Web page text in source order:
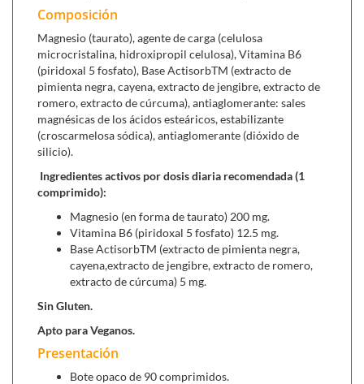
Efectos sinérgicos:
taurina puede mejorar la absorción de magnesio y que la
combinación de magnesio y taurina podría tener beneficios
sinérgicos para la salud, como, por ejemplo, la regulación de
los niveles de azúcar en sangre.
Tanto el magnesio como la taurina, dan apoyo nutricional a
unos saludables niveles de presión arterial. El taurato de
magnesio puede ser la mejor forma para apoyar la gestión de
la hipertensión arterial y altos niveles de azúcar en sangre.
Absorción:
Las diferentes formas de suplementos de
afirma que el taurato de magnesio tiene una buena absorción
debido a la presencia de taurina.
Aconsejado en:Salud cardiovascular: algunos estudios y
descripciones de productos sugieren posibles beneficios para
la salud cardiovascular debido a la combinación de magnesio
Se puede combinar con:
Composición
Magnesio (taurato), agente de carga (celulosa
microcristalina, hidroxipropil celulosa), Vitamina B6
(piridoxal 5 fosfato), Base ActisorbTM (extracto de
pimienta negra, cayena, extracto de jengibre, extracto de
romero, extracto de cúrcuma), antiaglomerante: sales
magnésicas de los ácidos esteáricos, estabilizante
(croscarmelosa sódica), antiaglomerante (dióxido de
silicio).
Ingredientes activos por dosis diaria recomendada (1
comprimido):
Magnesio (en forma de taurato) 200 mg.
Vitamina B6 (piridoxal 5 fosfato) 12.5 mg.
Base ActisorbTM (extracto de pimienta negra,
cayena,extracto de jengibre, extracto de romero,
extracto de cúrcuma) 5 mg.
Sin Gluten.
Apto para Veganos.
Presentación
Bote opaco de 90 comprimidos.